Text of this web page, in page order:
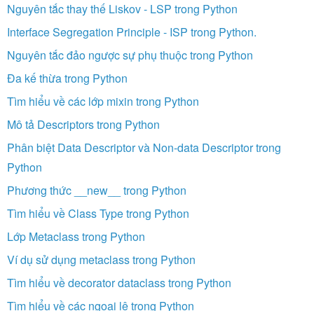
Nguyên tắc thay thế Liskov - LSP trong Python
Interface Segregation Principle - ISP trong Python.
Nguyên tắc đảo ngược sự phụ thuộc trong Python
Đa kế thừa trong Python
Tìm hiểu về các lớp mixin trong Python
Mô tả Descriptors trong Python
Phân biệt Data Descriptor và Non-data Descriptor trong
Python
Phương thức __new__ trong Python
Tìm hiểu về Class Type trong Python
Lớp Metaclass trong Python
Ví dụ sử dụng metaclass trong Python
Tìm hiểu về decorator dataclass trong Python
Tìm hiểu về các ngoại lệ trong Python